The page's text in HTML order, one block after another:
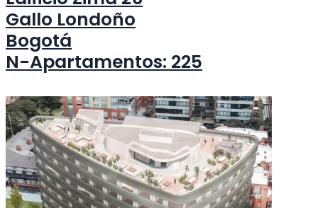
Gallo Londoño
Bogotá
N-Apartamentos: 225